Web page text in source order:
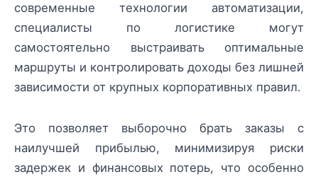
современные технологии автоматизации,
специалисты по логистике могут
самостоятельно выстраивать оптимальные
маршруты и контролировать доходы без лишней
зависимости от крупных корпоративных правил.
Это позволяет выборочно брать заказы с
наилучшей прибылью, минимизируя риски
задержек и финансовых потерь, что особенно